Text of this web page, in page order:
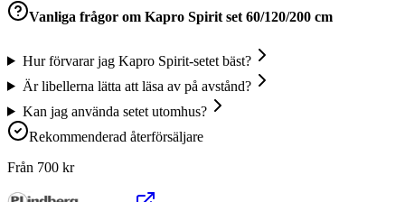
Vanliga frågor om Kapro Spirit set 60/120/200 cm
Hur förvarar jag Kapro Spirit-setet bäst?
Är libellerna lätta att läsa av på avstånd?
Kan jag använda setet utomhus?
Rekommenderad återförsäljare
Från 700 kr